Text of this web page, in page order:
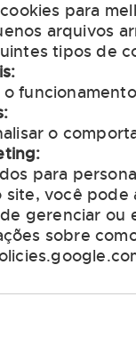
para
arquivos
tipos de
o
o
para
site, você
gerenciar ou
sobre